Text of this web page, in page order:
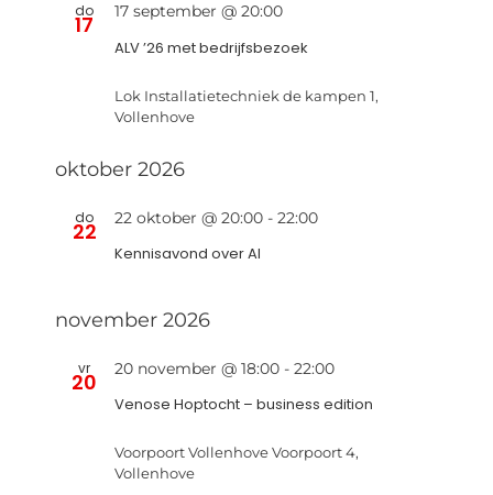
do
17
ALV ’26 met bedrijfsbezoek
17 september @ 20:00
Lok Installatietechniek de kampen 1,
Vollenhove
oktober 2026
do
22
Kennisavond over AI
22 oktober @ 20:00- 22:00
november 2026
vr
20
Venose Hoptocht – business edition
20 november @ 18:00- 22:00
Voorpoort VollenhoveVoorpoort 4,
Vollenhove